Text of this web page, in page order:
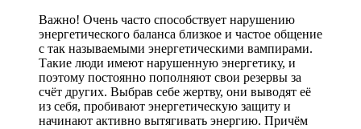
Важно! Очень часто способствует нарушению
энергетического баланса близкое и частое общение
с так называемыми энергетическими вампирами.
Такие люди имеют нарушенную энергетику, и
поэтому постоянно пополняют свои резервы за
счёт других. Выбрав себе жертву, они выводят её
из себя, пробивают энергетическую защиту и
начинают активно вытягивать энергию. Причём